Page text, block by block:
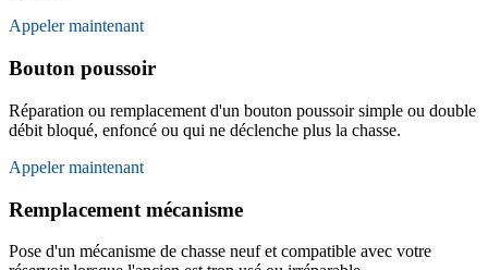
Appeler maintenant
Bouton poussoir
Réparation ou remplacement d'un bouton poussoir simple ou double
débit bloqué, enfoncé ou qui ne déclenche plus la chasse.
Appeler maintenant
Remplacement mécanisme
Pose d'un mécanisme de chasse neuf et compatible avec votre